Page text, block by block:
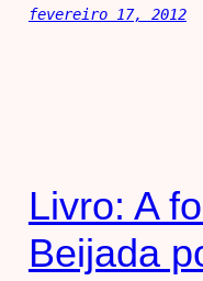
fevereiro 17, 2012
Livro: A
Beijada